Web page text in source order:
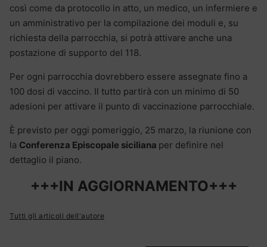
così come da protocollo in atto, un medico, un infermiere e
un amministrativo per la compilazione dei moduli e, su
richiesta della parrocchia, si potrà attivare anche una
postazione di supporto del 118.
Per ogni parrocchia dovrebbero essere assegnate fino a
100 dosi di vaccino. Il tutto partirà con un minimo di 50
adesioni per attivare il punto di vaccinazione parrocchiale.
È previsto per oggi pomeriggio, 25 marzo, la riunione con
la Conferenza Episcopale siciliana per definire nel
dettaglio il piano.
+++IN AGGIORNAMENTO+++
Tutti gli articoli dell'autore